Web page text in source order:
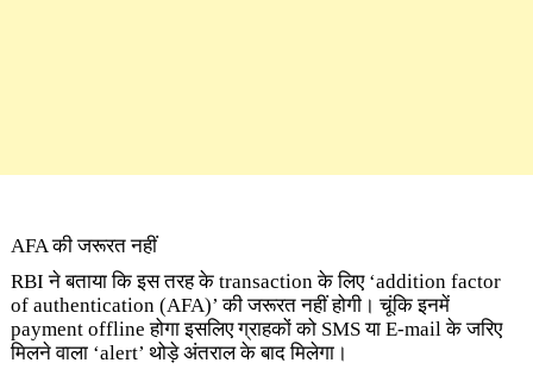
AFA की जरूरत नहीं
RBI ने बताया कि इस तरह के transaction के लिए ‘addition factor
of authentication (AFA)’ की जरूरत नहीं होगी। चूंकि इनमें
payment offline होगा इसलिए ग्राहकों को SMS या E-mail के जरिए
मिलने वाला ‘alert’ थोड़े अंतराल के बाद मिलेगा।